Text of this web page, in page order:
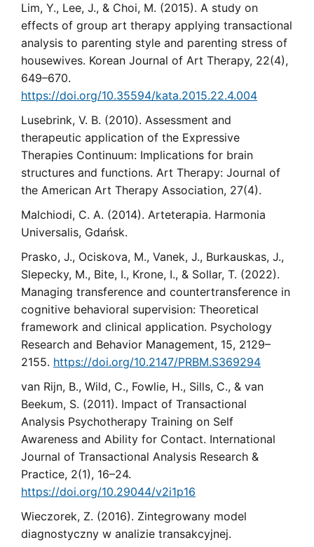
Lim, Y., Lee, J., & Choi, M. (2015). A study on
effects of group art therapy applying transactional
analysis to parenting style and parenting stress of
housewives. Korean Journal of Art Therapy, 22(4),
649–670.
https://doi.org/10.35594/kata.2015.22.4.004
Lusebrink, V. B. (2010). Assessment and
therapeutic application of the Expressive
Therapies Continuum: Implications for brain
structures and functions. Art Therapy: Journal of
the American Art Therapy Association, 27(4).
Malchiodi, C. A. (2014). Arteterapia. Harmonia
Universalis, Gdańsk.
Prasko, J., Ociskova, M., Vanek, J., Burkauskas, J.,
Slepecky, M., Bite, I., Krone, I., & Sollar, T. (2022).
Managing transference and countertransference in
cognitive behavioral supervision: Theoretical
framework and clinical application. Psychology
Research and Behavior Management, 15, 2129–
2155. https://doi.org/10.2147/PRBM.S369294
van Rijn, B., Wild, C., Fowlie, H., Sills, C., & van
Beekum, S. (2011). Impact of Transactional
Analysis Psychotherapy Training on Self
Awareness and Ability for Contact. International
Journal of Transactional Analysis Research &
Practice, 2(1), 16–24.
https://doi.org/10.29044/v2i1p16
Wieczorek, Z. (2016). Zintegrowany model
diagnostyczny w analizie transakcyjnej.